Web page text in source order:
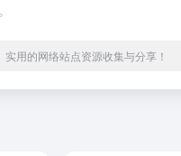
用的网络站点资源收集与分享！